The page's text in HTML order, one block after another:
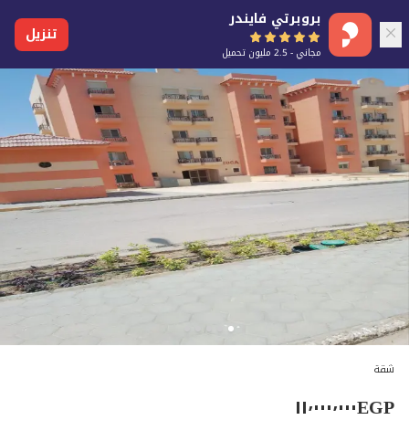
بروبرتي فايندر
مجاني - 2.5 مليون تحميل
تنزيل
شقة
EGP١١٬٠٠٠٬٠٠٠